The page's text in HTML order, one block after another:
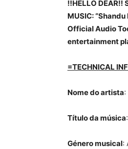
!!HELLO DEAR!!
MUSIC:
Official Audio
entertainment
=TECHNICAL
Nome do artista
Título da música
Género musical: